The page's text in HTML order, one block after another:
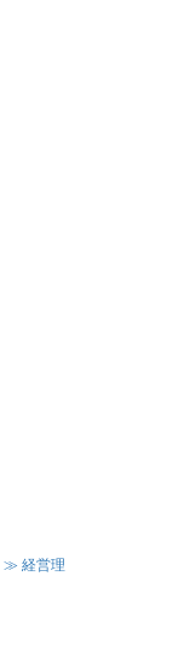
≫ 経営理